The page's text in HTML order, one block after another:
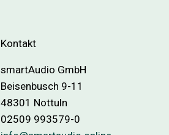
Kontakt
smartAudio GmbH
Beisenbusch 9-11
48301 Nottuln
02509 993579-0